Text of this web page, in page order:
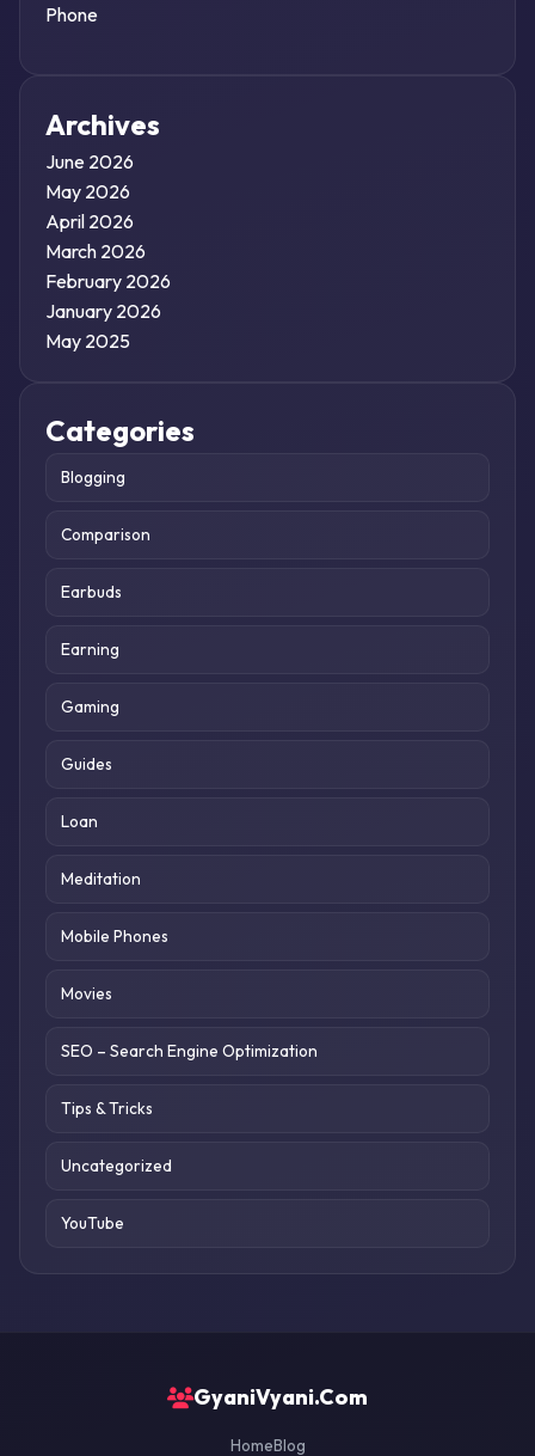
Phone
Archives
June 2026
May 2026
April 2026
March 2026
February 2026
January 2026
May 2025
Categories
Blogging
Comparison
Earbuds
Earning
Gaming
Guides
Loan
Meditation
Mobile Phones
Movies
SEO – Search Engine Optimization
Tips & Tricks
Uncategorized
YouTube
GyaniVyani.Com
HomeBlog